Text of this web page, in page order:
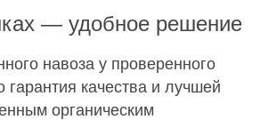
— удобное решение
навоза у проверенного
гарантия качества и лучшей
органическим